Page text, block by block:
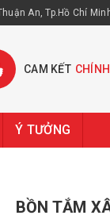
An, Tp.Hồ Chí
CAM KẾT
Ý TƯỞNG
BỒN TẮM